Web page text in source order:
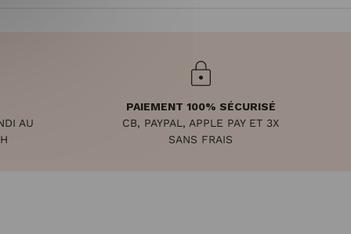
AU
PAIEMENT 100% SÉCURISÉ
CB, PAYPAL, APPLE PAY ET 3X
SANS FRAIS